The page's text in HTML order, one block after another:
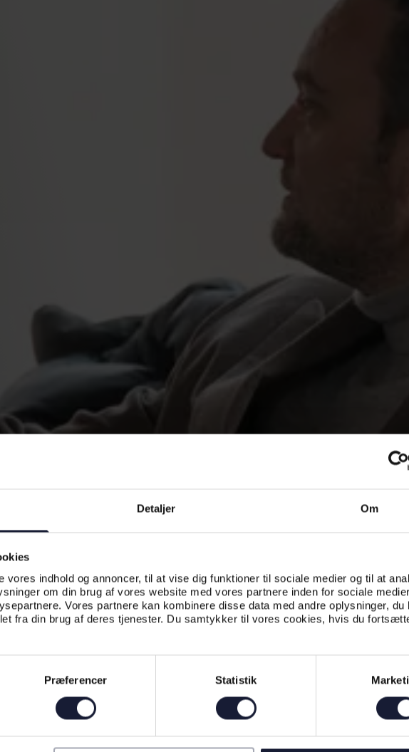
Detaljer Om
vores indhold og annoncer, til at vise dig funktioner til sociale medier og til at
om din brug af vores website med vores partnere inden for sociale
Vores partnere kan kombinere disse data med andre oplysninger, du
fra din brug af deres tjenester. Du samtykker til vores cookies, hvis du
Præferencer Statistik